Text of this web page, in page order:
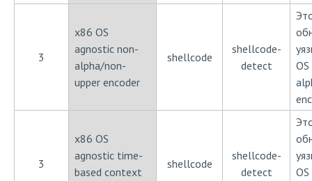
3
x86 OS
agnostic non-
alpha/non-
upper encoder
shellcode
shellcode-
detect
3
x86 OS
agnostic time-
based context
shellcode
shellcode-
detect